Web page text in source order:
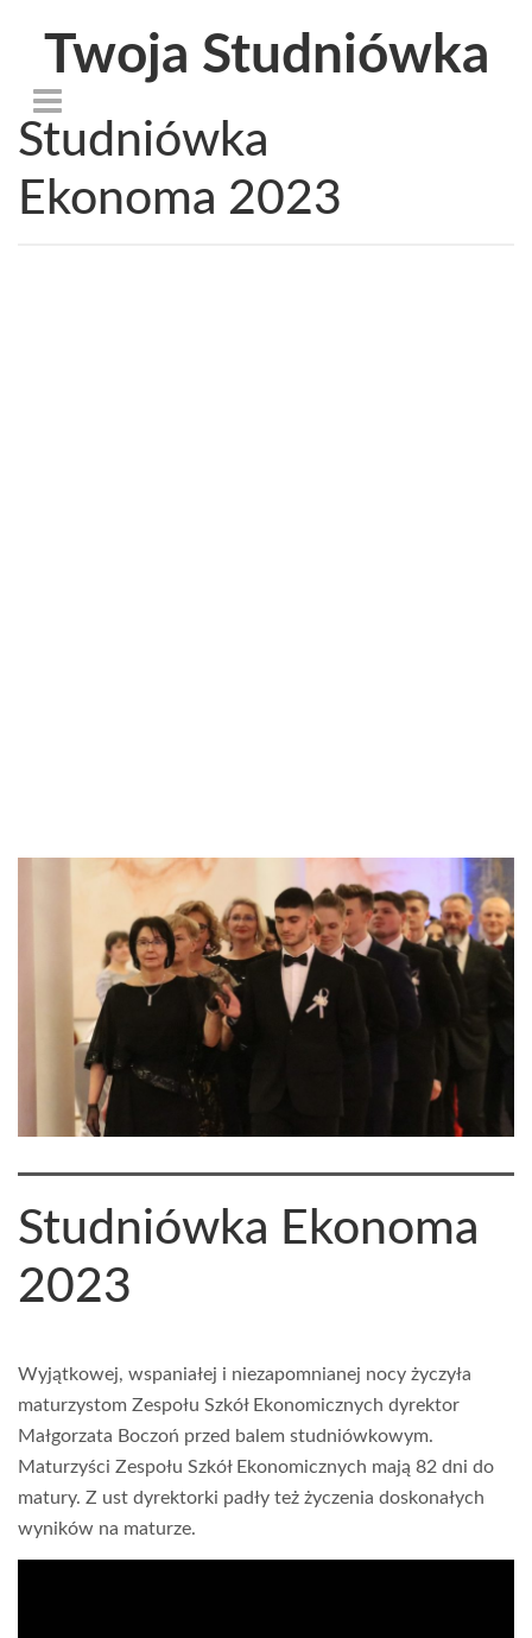
Twoja Studniówka
Studniówka
Ekonoma 2023
Studniówka Ekonoma
2023
Wyjątkowej, wspaniałej i niezapomnianej nocy życzyła
maturzystom Zespołu Szkół Ekonomicznych dyrektor
Małgorzata Boczoń przed balem studniówkowym.
Maturzyści Zespołu Szkół Ekonomicznych mają 82 dni do
matury. Z ust dyrektorki padły też życzenia doskonałych
wyników na maturze.